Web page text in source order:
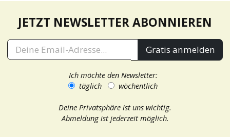
JETZT NEWSLETTER ABONNIEREN
Gratis anmelden
Ich möchte den Newsletter:
täglich
wöchentlich
Deine Privatsphäre ist uns wichtig.
Abmeldung ist jederzeit möglich.